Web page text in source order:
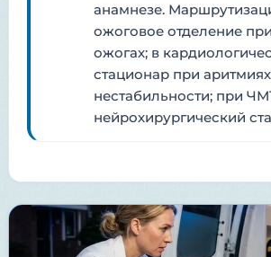
анамнезе.
ожоговое отделение
ожогах; в
стационар при
нестабильности; при
нейрохирургический